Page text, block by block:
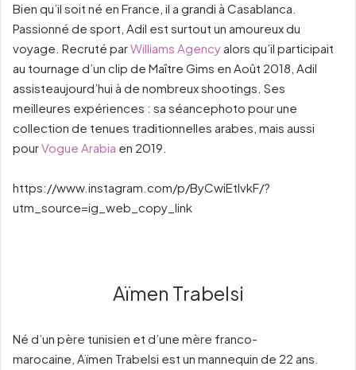
Bien qu’il soit né en France, il a grandi à Casablanca.
Passionné de sport, Adil est surtout un amoureux du
voyage. Recruté parWilliams Agencyalors qu’il participait
au tournage d’un clip de Maître Gims en Août 2018, Adil
assisteaujourd’hui à de nombreux shootings. Ses
meilleures expériences : sa séancephoto pour une
collection de tenues traditionnelles arabes, mais aussi
pourVogue Arabia en 2019.
https://www.instagram.com/p/ByCwiEtIvkF/?
utm_source=ig_web_copy_link
Aïmen Trabelsi
Né d’un père tunisien et d’une mère franco-
marocaine, Aïmen Trabelsi est un mannequin de 22 ans.